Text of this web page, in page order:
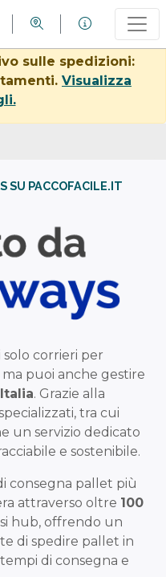
sulle spedizioni:
Visualizza
SU PACCOFACILE.IT
corrieri per
puoi anche gestire
. Grazie alla
tra cui
un servizio dedicato
e sostenibile.
consegna pallet più
attraverso oltre 100
hub, offrendo un
di spedire pallet in
di consegna e